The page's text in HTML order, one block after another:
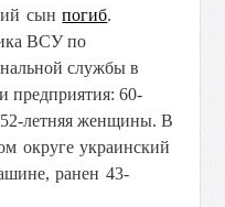
сынпогиб.
ВСУ по
службы в
предприятия: 60-
52-летняя женщины.В
округе украинский
ранен 43-